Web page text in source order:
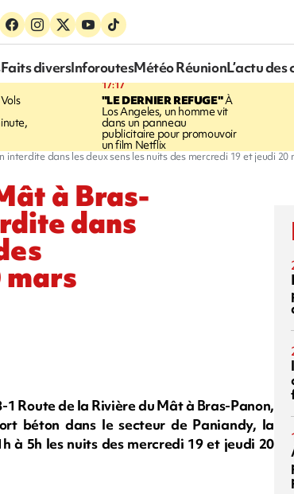
Faits diversInforoutesMétéo RéunionL’actu
Vols
17:17
"LE DERNIER REFUGE"À
Los Angeles, un homme vit
dans un panneau
publicitaire pour promouvoir
un film Netflix
dans les deux sens les nuits des mercredi 19 et jeudi 20
à Bras-
dans
Route de la Rivière du Mât à Bras-Panon,
béton dans le secteur de Paniandy, la
à 5h les nuits des mercredi 19 et jeudi 20